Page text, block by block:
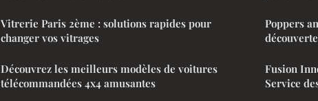
Vitrerie Paris 2ème : solutions rapides pour
changer vos vitrages
Découvrez les meilleurs modèles de voitures
télécommandées 4x4 amusantes
Poppers
Fusion
Service